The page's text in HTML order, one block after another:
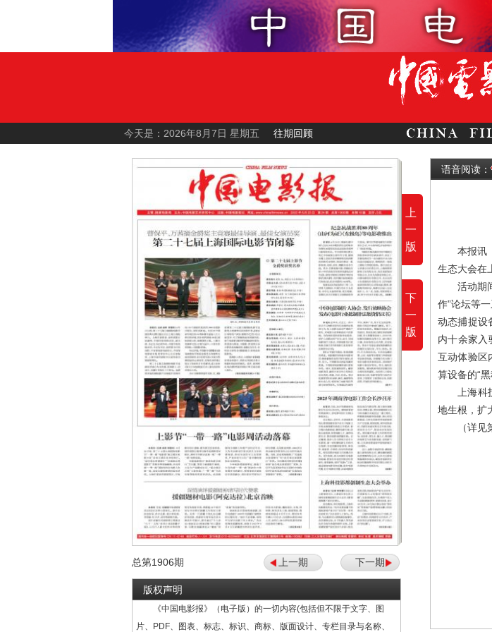
今天是：2026年8月7日 星期五 往期回顾
上
一
版
下
一
版
总第1906期 上一期 下一期
版权声明
《中国电影报》（电子版）的一切内容(包括但不限于文字、图
片、PDF、图表、标志、标识、商标、版面设计、专栏目录与名称、
语音阅读：
本报讯
生态大会在
活动期
作”论坛等
动态捕捉设
内十余家入
互动体验区
算设备的“
上海科
地生根，扩
（详见